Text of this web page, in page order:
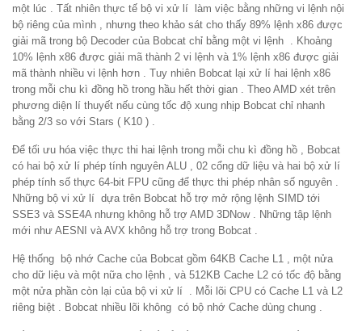
một lúc . Tất nhiên thực tế bộ vi xử lí làm việc bằng những vi lệnh nội
bộ riêng của mình , nhưng theo khảo sát cho thấy 89% lệnh x86 được
giải mã trong bộ Decoder của Bobcat chỉ bằng một vi lệnh . Khoảng
10% lệnh x86 được giải mã thành 2 vi lệnh và 1% lệnh x86 được giải
mã thành nhiều vi lệnh hơn . Tuy nhiên Bobcat lại xử lí hai lệnh x86
trong mỗi chu kì đồng hồ trong hầu hết thời gian . Theo AMD xét trên
phương diện lí thuyết nếu cùng tốc độ xung nhịp Bobcat chỉ nhanh
bằng 2/3 so với Stars ( K10 ) .
Để tối ưu hóa việc thực thi hai lệnh trong mỗi chu kì đồng hồ , Bobcat
có hai bộ xử lí phép tính nguyên ALU , 02 cổng dữ liệu và hai bộ xử lí
phép tính số thực 64-bit FPU cũng để thực thi phép nhân số nguyên .
Những bộ vi xử lí dựa trên Bobcat hỗ trợ mở rộng lệnh SIMD tới
SSE3 và SSE4A nhưng không hỗ trợ AMD 3DNow . Những tập lệnh
mới như AESNI và AVX không hỗ trợ trong Bobcat .
Hệ thống bộ nhớ Cache của Bobcat gồm 64KB Cache L1 , một nửa
cho dữ liệu và một nữa cho lệnh , và 512KB Cache L2 có tốc độ bằng
một nửa phần còn lại của bộ vi xử lí . Mỗi lõi CPU có Cache L1 và L2
riêng biệt . Bobcat nhiều lõi không có bộ nhớ Cache dùng chung .